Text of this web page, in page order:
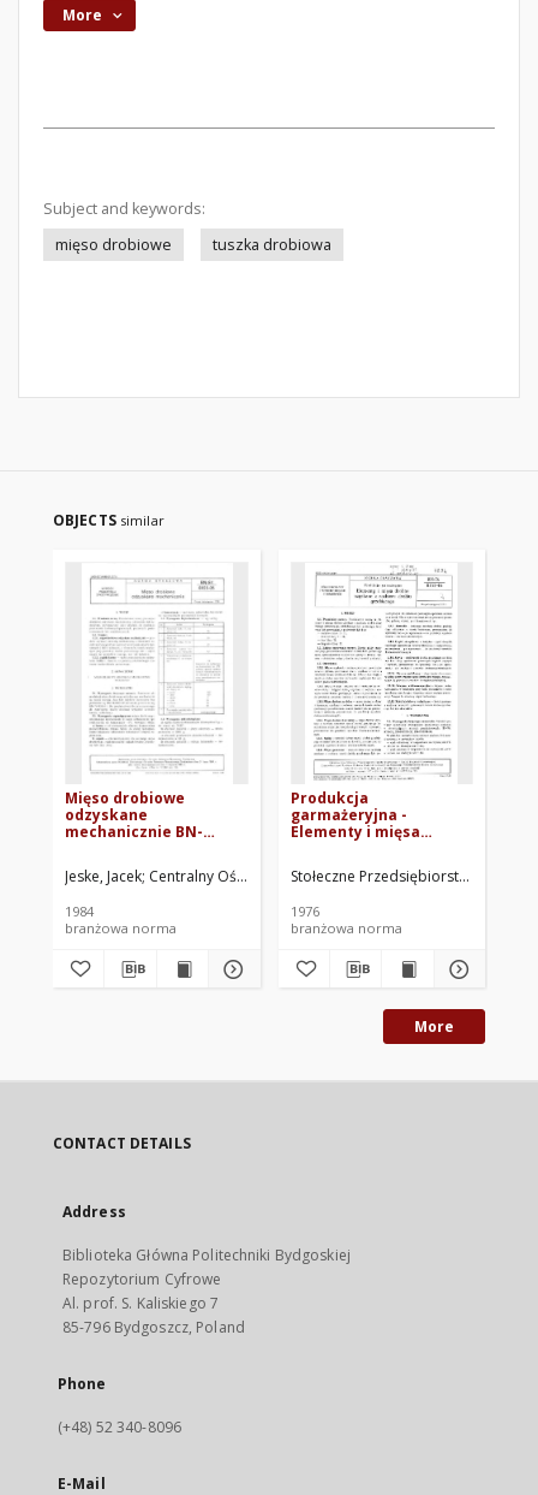
More
Subject and keywords:
mięso drobiowe
tuszka drobiowa
OBJECTS similar
Mięso drobiowe
odzyskane
mechanicznie BN-
Jeske, Jacek Centralny Ośrodek Badawczo-Rozwojowy Drobiarstwa,
1984
branżowa norma
Produkcja
garmażeryjna -
Elementy i mięsa
rozbioru drobiu
grzebiącego BN-
Stołeczne Przedsiębiorstwo
1976
branżowa norma
More
CONTACT DETAILS
Address
Biblioteka Główna Politechniki Bydgoskiej
Repozytorium Cyfrowe
Al. prof. S. Kaliskiego 7
85-796 Bydgoszcz, Poland
Phone
(+48) 52 340-8096
E-Mail